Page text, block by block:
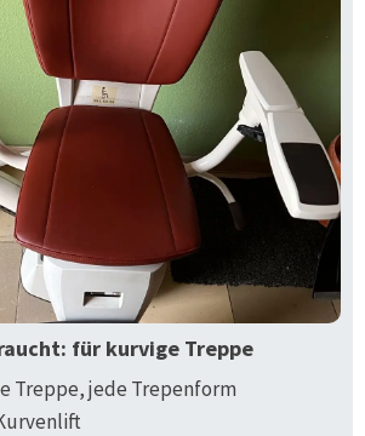
für kurvige Treppe
Treppe, jede Trepenform